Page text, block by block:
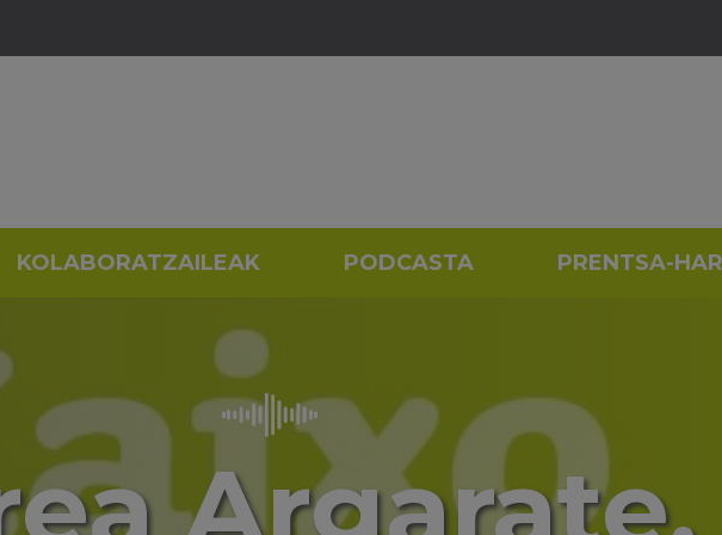
KOLABORATZAILEAK PODCASTA PRENTSA-
Argarate,